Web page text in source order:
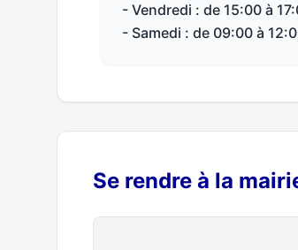
- Vendredi : de 15:00 à
- Samedi : de 09:00 à
Se rendre à la